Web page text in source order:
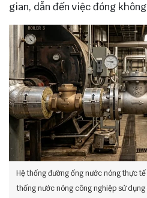
gian, dẫn đến việc đóng
Hệ thống đường ống nước nóng thực
thống nước nóng công nghiệp sử